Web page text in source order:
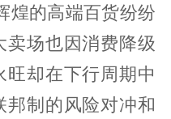
煌的高端百货纷纷
卖场也因消费降级
却在下行周期中
邦制的风险对冲和